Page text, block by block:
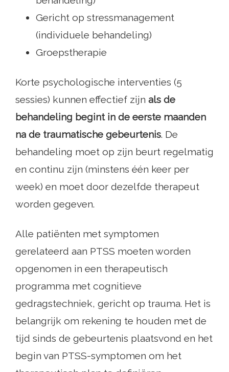
Gericht op stressmanagement
(individuele behandeling)
Groepstherapie
Korte psychologische interventies (5
sessies) kunnen effectief zijn als de
behandeling begint in de eerste maanden
na de traumatische gebeurtenis. De
behandeling moet op zijn beurt regelmatig
en continu zijn (minstens één keer per
week) en moet door dezelfde therapeut
worden gegeven.
Alle patiënten met symptomen
gerelateerd aan PTSS moeten worden
opgenomen in een therapeutisch
programma met cognitieve
gedragstechniek, gericht op trauma. Het is
belangrijk om rekening te houden met de
tijd sinds de gebeurtenis plaatsvond en het
begin van PTSS-symptomen om het